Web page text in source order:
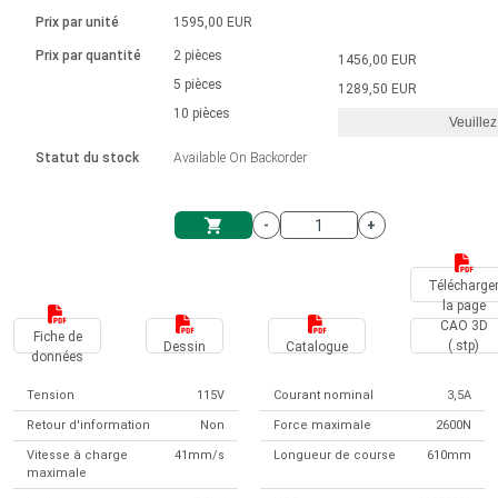
Système d'unité
Solénoïdes
Ø 28-42| 1-1400 rpm | <= 290Ncm
Contrôleur de moteur CC sans
Pilotes de moteurs à courant
continu à balais série DPWM
Pilotes de moteur pas à pas
Synchrone-Asynchrone | pour 1-4 actionneurs
Boîtes de contrôle
Synchrone-Asynchrone | pour 1-4 actionneurs
Français (EUR)
Norsk (NOK)
Suomi (EUR)
Svenska (SEK)
Prix par unité
Prix par quantité
Statut du stock
1595,00 EUR
2 pièces
5 pièces
10 pièces
Available On Backorder
1456,00 EUR
1289,50 EUR
- +
Télécharger
la page
Fiche de
données
Dessin Catalogue
CAO 3D
(.stp)
Tension 115V Courant nominal 3,5A
Retour d'information Non Force maximale 2600N
Vitesse à charge
maximale
41mm/s Longueur de course 610mm